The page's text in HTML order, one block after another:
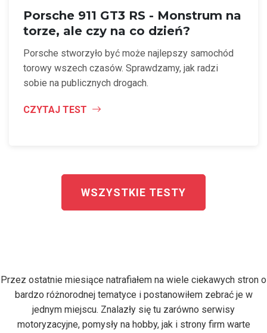
Porsche 911 GT3 RS - Monstrum na
torze, ale czy na co dzień?
Porsche stworzyło być może najlepszy samochód
torowy wszech czasów. Sprawdzamy, jak radzi
sobie na publicznych drogach.
CZYTAJ TEST
WSZYSTKIE TESTY
Przez ostatnie miesiące natrafiałem na wiele ciekawych stron o
bardzo różnorodnej tematyce i postanowiłem zebrać je w
jednym miejscu. Znalazły się tu zarówno serwisy
motoryzacyjne, pomysły na hobby, jak i strony firm warte